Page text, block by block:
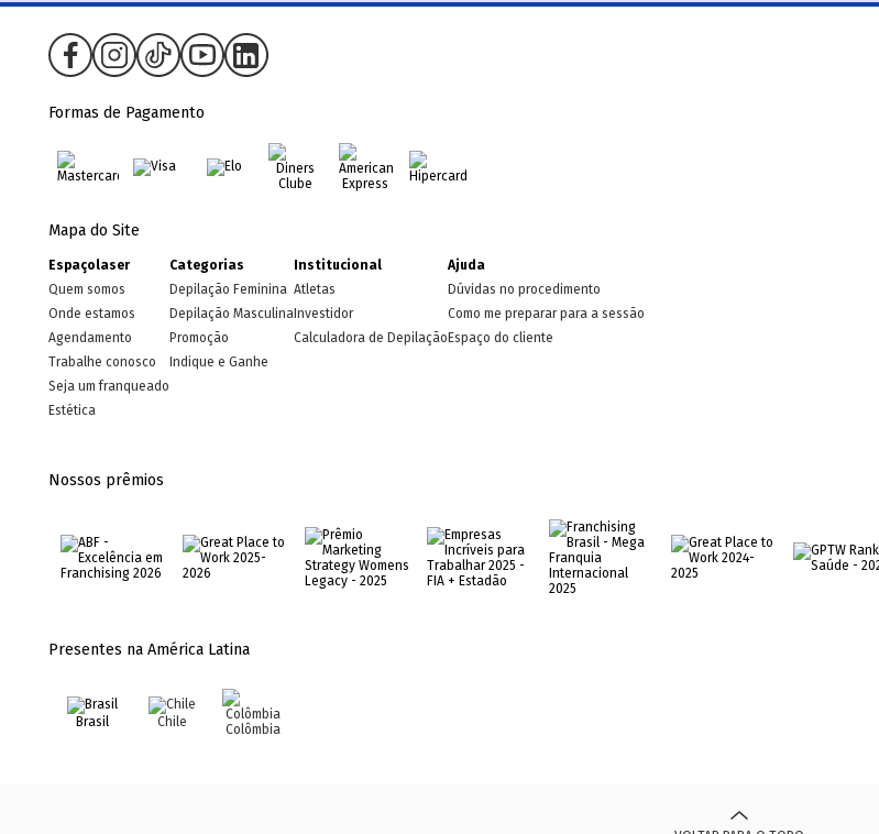
Formas de Pagamento
Mapa do Site
Espaçolaser
Quem somos
Onde estamos
Agendamento
Trabalhe conosco
Seja um franqueado
Estética
Categorias
Depilação Feminina
Depilação Masculina
Promoção
Indique e Ganhe
Institucional
Atletas
Investidor
Calculadora de Depilação
Ajuda
Dúvidas no procedimento
Como me preparar para a sessão
Espaço do cliente
Nossos prêmios
Presentes na América Latina
Brasil Chile Colômbia